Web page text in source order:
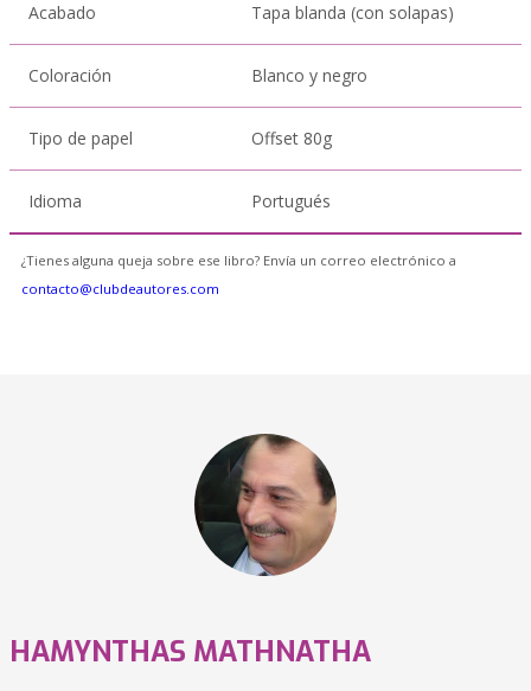
Acabado Tapa blanda (con solapas)
Coloración Blanco y negro
Tipo de papel Offset 80g
Idioma Portugués
¿Tienes alguna queja sobre ese libro? Envía un correo electrónico a
contacto@clubdeautores.com
HAMYNTHAS MATHNATHA